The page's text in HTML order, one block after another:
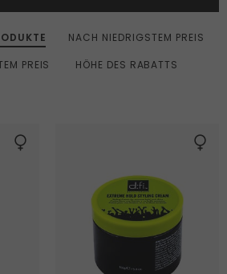
NACH NIEDRIGSTEM PREIS
PREIS
HÖHE DES RABATTS